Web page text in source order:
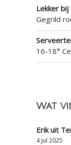
Lekker bij
Gegrild
16-18°
Wat
Erik uit
4 jul 2025